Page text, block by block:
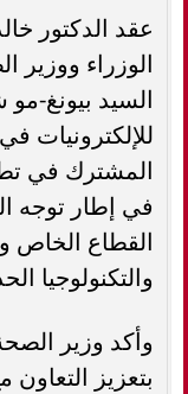
عقد الدكتور
الوزراء ووزير
السيد بيونغ-
للإلكترونيات
المشترك في
في إطار توجه
القطاع الخاص
والتكنولوجيا
وأكد وزير
بتعزيز